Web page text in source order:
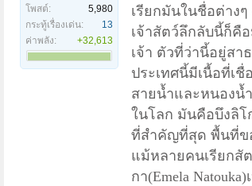
โพสต์:
5,980
กระทู้เรื่องเด่น:
13
ค่าพลัง:
+32,613
เรียกมันในชื่อต่าง
เจ้าสัตว์ลึกลับนี้ก็คื
เจ้า ตัวที่ว่านี้อยู่สา
ประเทศนี้มีเนื้อที่เ
สายน้ำและหนองน้
ในโลก มันคือบึงลิโ
ที่สำคัญที่สุด พื้นที่ข
แม้หลายคนเรียกสั
กา(Emela